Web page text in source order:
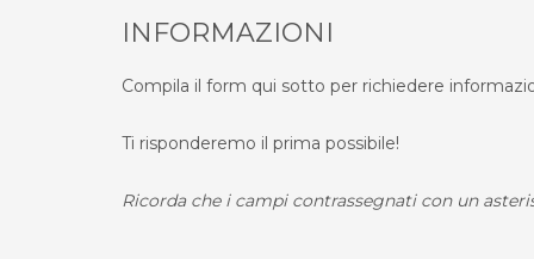
INFORMAZIONI
Compila il form qui sotto per richiedere
Ti risponderemo il prima possibile!
Ricorda che i campi contrassegnati con un